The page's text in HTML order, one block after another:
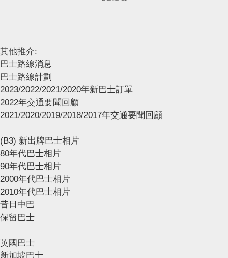
其他推介:
巴士路線消息
巴士路線計劃
2023/2022/2021/2020年新巴士訂單
2022年交通要聞回顧
2021/2020/2019/2018/2017年交通要聞回顧
(B3) 新出牌巴士相片
80年代巴士相片
90年代巴士相片
2000年代巴士相片
2010年代巴士相片
昔日中巴
保留巴士
英國巴士
新加坡巴士